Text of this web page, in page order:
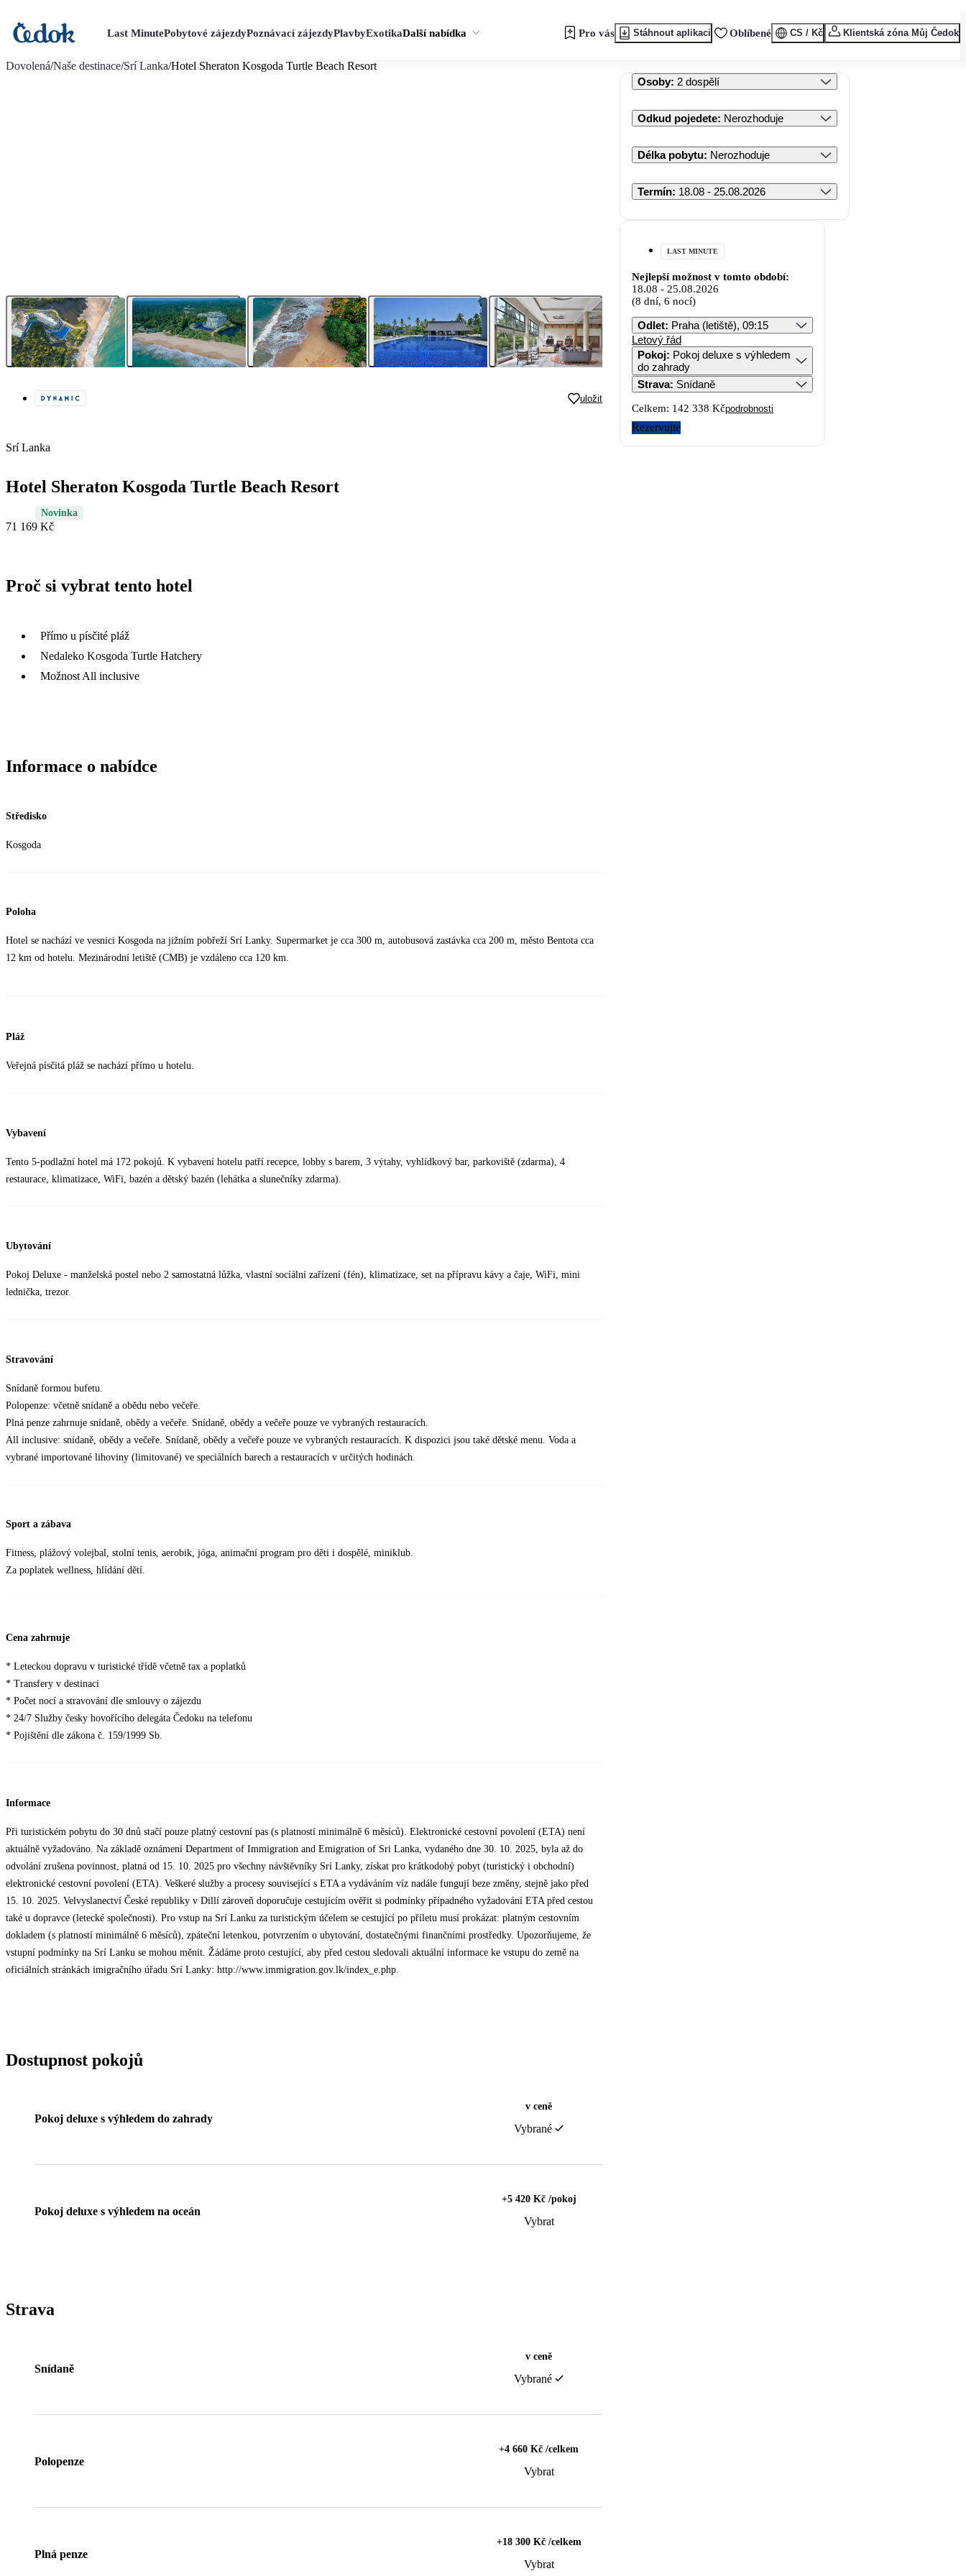
Last MinutePobytové zájezdyPoznávací zájezdyPlavbyExotikaDalší nabídka Pro vás Stáhnout aplikaci Oblíbené CS / Kč Klientská zóna Můj Čedok
Dovolená/Naše destinace/Srí Lanka/Hotel Sheraton Kosgoda Turtle Beach Resort
uložit
Srí Lanka
Hotel Sheraton Kosgoda Turtle Beach Resort
Novinka
71 169 Kč
Proč si vybrat tento hotel
Přímo u písčité pláž
Nedaleko Kosgoda Turtle Hatchery
Možnost All inclusive
Informace o nabídce
Středisko
Kosgoda
Poloha
Hotel se nachází ve vesnici Kosgoda na jižním pobřeží Srí Lanky. Supermarket je cca 300 m, autobusová zastávka cca 200 m, město Bentota cca
12 km od hotelu. Mezinárodní letiště (CMB) je vzdáleno cca 120 km.
Pláž
Veřejná písčitá pláž se nachází přímo u hotelu.
Vybavení
Tento 5-podlažní hotel má 172 pokojů. K vybavení hotelu patří recepce, lobby s barem, 3 výtahy, vyhlídkový bar, parkoviště (zdarma), 4
restaurace, klimatizace, WiFi, bazén a dětský bazén (lehátka a slunečníky zdarma).
Ubytování
Pokoj Deluxe - manželská postel nebo 2 samostatná lůžka, vlastní socíální zařízení (fén), klimatizace, set na přípravu kávy a čaje, WiFi, mini
lednička, trezor.
Stravování
Snídaně formou bufetu.
Polopenze: včetně snídaně a obědu nebo večeře.
Plná penze zahrnuje snídaně, obědy a večeře. Snídaně, obědy a večeře pouze ve vybraných restauracích.
All inclusive: snídaně, obědy a večeře. Snídaně, obědy a večeře pouze ve vybraných restauracích. K dispozici jsou také dětské menu. Voda a
vybrané importované lihoviny (limitované) ve speciálních barech a restauracích v určitých hodinách.
Sport a zábava
Fitness, plážový volejbal, stolní tenis, aerobik, jóga, animační program pro děti i dospělé, miniklub.
Za poplatek wellness, hlídání dětí.
Cena zahrnuje
* Leteckou dopravu v turistické třídě včetně tax a poplatků
* Transfery v destinaci
* Počet nocí a stravování dle smlouvy o zájezdu
* 24/7 Služby česky hovořícího delegáta Čedoku na telefonu
* Pojištění dle zákona č. 159/1999 Sb.
Informace
Při turistickém pobytu do 30 dnů stačí pouze platný cestovní pas (s platností minimálně 6 měsíců). Elektronické cestovní povolení (ETA) není
aktuálně vyžadováno. Na základě oznámení Department of Immigration and Emigration of Sri Lanka, vydaného dne 30. 10. 2025, byla až do
odvolání zrušena povinnost, platná od 15. 10. 2025 pro všechny návštěvníky Srí Lanky, získat pro krátkodobý pobyt (turistický i obchodní)
elektronické cestovní povolení (ETA). Veškeré služby a procesy související s ETA a vydáváním víz nadále fungují beze změny, stejně jako před
15. 10. 2025. Velvyslanectví České republiky v Dillí zároveň doporučuje cestujícím ověřit si podmínky případného vyžadování ETA před cestou
také u dopravce (letecké společnosti). Pro vstup na Srí Lanku za turistickým účelem se cestující po příletu musí prokázat: platným cestovním
dokladem (s platností minimálně 6 měsíců), zpáteční letenkou, potvrzením o ubytování, dostatečnými finančními prostředky. Upozorňujeme, že
vstupní podmínky na Srí Lanku se mohou měnit. Žádáme proto cestující, aby před cestou sledovali aktuální informace ke vstupu do země na
oficiálních stránkách imigračního úřadu Srí Lanky: http://www.immigration.gov.lk/index_e.php.
Dostupnost pokojů
Pokoj deluxe s výhledem do zahrady
v ceně
Vybrané
Pokoj deluxe s výhledem na oceán
+5 420 Kč /pokoj
Vybrat
Strava
Snídaně
v ceně
Vybrané
Polopenze
+4 660 Kč /celkem
Vybrat
Plná penze
+18 300 Kč /celkem
Vybrat
Osoby: 2 dospělí
Odkud pojedete: Nerozhoduje
Délka pobytu: Nerozhoduje
Termín: 18.08 - 25.08.2026
LAST MINUTE
Nejlepší možnost v tomto období:
18.08 - 25.08.2026
(8 dní, 6 nocí)
Odlet: Praha (letiště), 09:15
Letový řád
Pokoj: Pokoj deluxe s výhledem
do zahrady
Strava: Snídaně
Celkem: 142 338 Kčpodrobnosti
Rezervujte